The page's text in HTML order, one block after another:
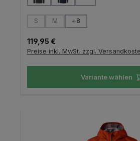
Größe auswählen
S
(Diese Option ist zurzeit nicht
M
(Diese Option ist zurzeit nicht
+8
Regulärer Preis:
119,95 €
Preise inkl. MwSt. zzgl.
Variante wählen